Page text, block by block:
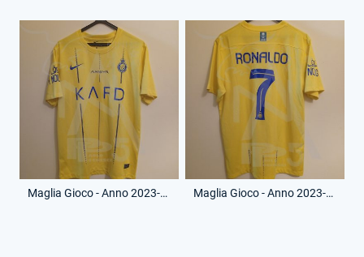
Maglia Gioco - Anno 2023-24 - Cristiano Ronaldo - 7 - (Fronte) Maglia Gioco - Anno 2023-24 - Cristiano Ronaldo - 7 - (Retro)